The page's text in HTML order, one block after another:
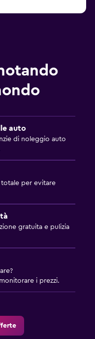
auto
di noleggio auto
totale per evitare
gratuita e pulizia
i prezzi.